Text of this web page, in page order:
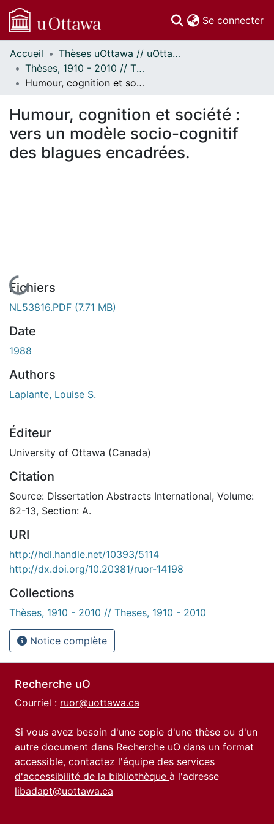
Se connecter
Communautés
et collections
Parcourir
À propos
Accueil
Thèses uOttawa // uOttawa Theses
Thèses, 1910 - 2010 // Theses, 1910 - 2010
Humour, cognition et société : vers un modèle socio-cognitif des blagues encadrées.
Humour, cognition et société :
vers un modèle socio-cognitif
des blagues encadrées.
En cours de chargement...
Fichiers
NL53816.PDF (7.71 MB)
Date
1988
Authors
Laplante, Louise S.
Éditeur
University of Ottawa (Canada)
Citation
Source: Dissertation Abstracts International, Volume:
62-13, Section: A.
URI
http://hdl.handle.net/10393/5114
http://dx.doi.org/10.20381/ruor-14198
Collections
Thèses, 1910 - 2010 // Theses, 1910 - 2010
Notice complète
Recherche uO
Courriel : ruor@uottawa.ca
Si vous avez besoin d'une copie d'une thèse ou d'un
autre document dans Recherche uO dans un format
accessible, contactez l'équipe des services
d'accessibilité de la bibliothèque à l'adresse
libadapt@uottawa.ca